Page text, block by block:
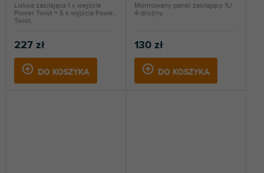
227 zł
DO KOSZYKA
Listwa zasilająca 1 x wejście
Power Twist + 5 x wyjścia Power
Twist.
130 zł
DO KOSZYKA
Montowany panel zasilający 1U
4-drożny.